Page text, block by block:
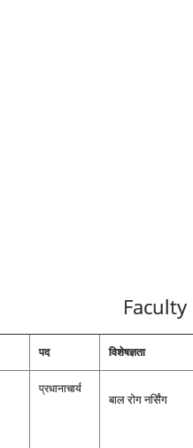
Faculty
पद विशेषज्ञता
प्रधानाचार्य
बाल रोग नर्सिंग